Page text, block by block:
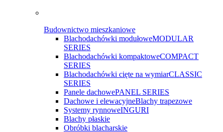
Budownictwo mieszkaniowe
Blachodachówki modułoweMODULAR
SERIES
Blachodachówki kompaktoweCOMPACT
SERIES
Blachodachówki cięte na wymiarCLASSIC
SERIES
Panele dachowePANEL SERIES
Dachowe i elewacyjneBlachy trapezowe
Systemy rynnoweINGURI
Blachy płaskie
Obróbki blacharskie